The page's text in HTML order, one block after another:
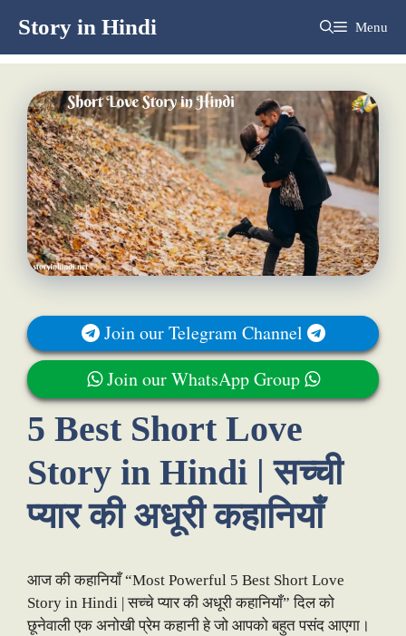
content
Story in Hindi Menu
Join our Telegram Channel
Join our WhatsApp Group
5 Best Short Love
Story in Hindi | सच्ची
प्यार की अधूरी कहानियाँ
आज की कहानियाँ “Most Powerful 5 Best Short Love
Story in Hindi | सच्चे प्यार की अधूरी कहानियाँ” दिल को
छूनेवाली एक अनोखी प्रेम कहानी हे जो आपको बहुत पसंद आएगा।